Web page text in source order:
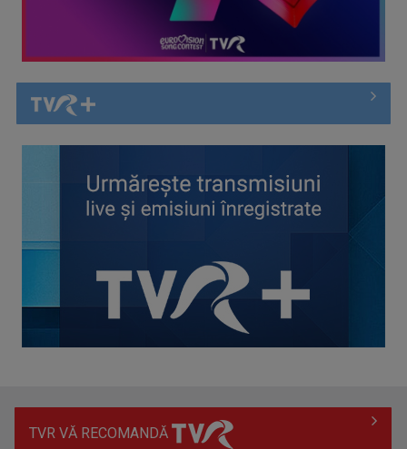
Spectacol total la TVR: David Popovici și tricolorii luptă
TVR VĂ RECOMANDĂ